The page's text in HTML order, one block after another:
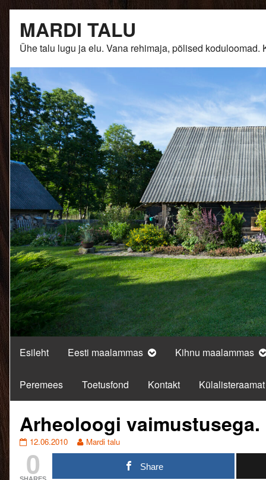
content
MARDI TALU
Ühe talu lugu ja elu. Vana rehimaja, põlised
Esileht Eesti maalammas Kihnu maalammas
Peremees Toetusfond Kontakt Külalisteraamat
Arheoloogi vaimustusega.
Arheoloogi
vaimustusega.
published
on
12.06.2010
Read
more
Mardi talu
0 Share